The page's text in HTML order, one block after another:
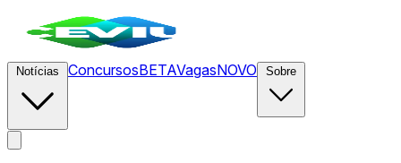
ConcursosBETAVagasNOVO